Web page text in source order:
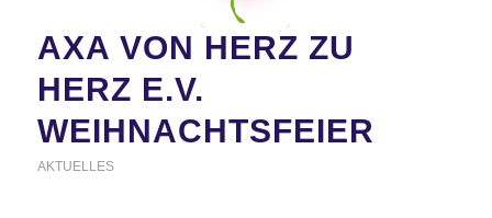
AXA VON HERZ ZU
HERZ E.V.
WEIHNACHTSFEIER
AKTUELLES